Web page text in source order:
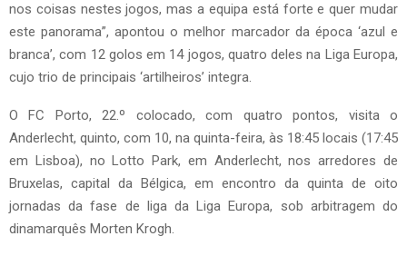
nos coisas nestes jogos, mas a equipa está forte e quer mudar
este panorama”, apontou o melhor marcador da época ‘azul e
branca’, com 12 golos em 14 jogos, quatro deles na Liga Europa,
cujo trio de principais ‘artilheiros’ integra.
O FC Porto, 22.º colocado, com quatro pontos, visita o
Anderlecht, quinto, com 10, na quinta-feira, às 18:45 locais (17:45
em Lisboa), no Lotto Park, em Anderlecht, nos arredores de
Bruxelas, capital da Bélgica, em encontro da quinta de oito
jornadas da fase de liga da Liga Europa, sob arbitragem do
dinamarquês Morten Krogh.